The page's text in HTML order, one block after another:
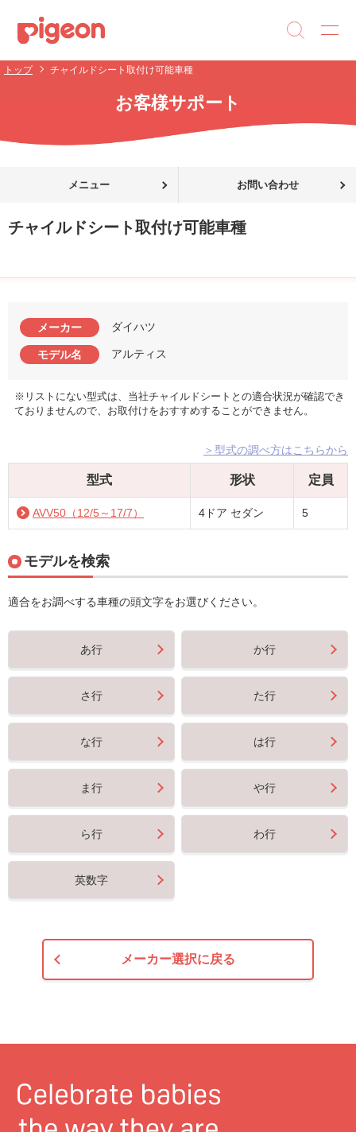
トップ チャイルドシート取付け可能車種
お客様サポート
メニュー お問い合わせ
チャイルドシート取付け可能車種
メーカー ダイハツ
モデル名 アルティス
※リストにない型式は、当社チャイルドシートとの適合状況が確認でき
ておりませんので、お取付けをおすすめすることができません。
＞型式の調べ方はこちらから
型式 形状 定員
AVV50（12/5～17/7） 4ドア セダン 5
モデルを検索
適合をお調べする車種の頭文字をお選びください。
あ行 か行
さ行 た行
な行 は行
ま行 や行
ら行 わ行
英数字
メーカー選択に戻る